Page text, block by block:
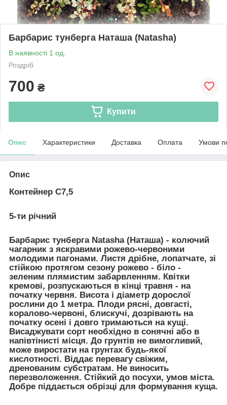
Барбарис тунберга Наташа (Natasha)
В наявності 1 од.
Роздріб
700 ₴
Купити
Опис Характеристики Доставка Оплата Умови
Опис
Контейнер С7,5
5-ти річний
Барбарис тунберга Natasha (Наташа) - колючий
чагарник з яскравими рожево-червоними
молодими пагонами. Листя дрібне, лопатчате, зі
стійкою протягом сезону рожево - біло -
зеленим плямистим забарвленням. Квітки
кремові, розпускаються в кінці травня - на
початку червня. Висота і діаметр дорослої
рослини до 1 метра. Плоди рясні, довгасті,
коралово-червоні, блискучі, дозрівають на
початку осені і довго тримаються на кущі.
Висаджувати сорт необхідно в сонячні або в
напівтінисті місця. До грунтів не вимогливий,
може виростати на грунтах будь-якої
кислотності. Віддає перевагу свіжим,
дренованим субстратам. Не виносить
перезволоження. Стійкий до посухи, умов міста.
Добре піддається обрізці для формування куща.